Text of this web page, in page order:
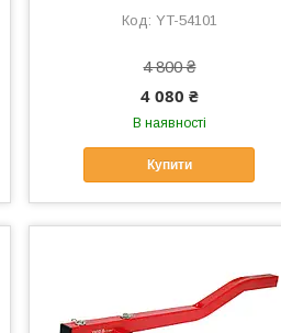
YT-54101
4 800 ₴
4 080 ₴
В наявності
Купити